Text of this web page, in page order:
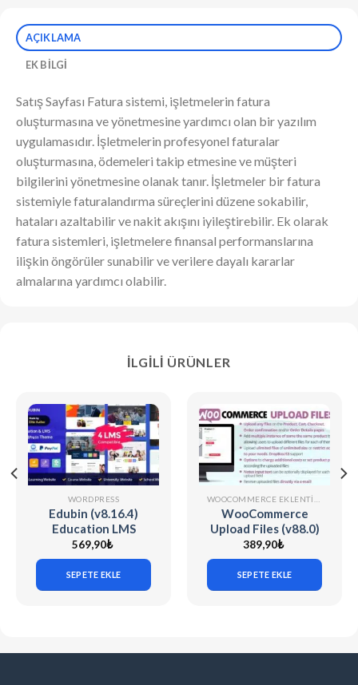
AÇIKLAMA
EK BILGI
Satış Sayfası Fatura sistemi, işletmelerin fatura
oluşturmasına ve yönetmesine yardımcı olan bir yazılım
uygulamasıdır. İşletmelerin profesyonel faturalar
oluşturmasına, ödemeleri takip etmesine ve müşteri
bilgilerini yönetmesine olanak tanır. İşletmeler bir fatura
sistemiyle faturalandırma süreçlerini düzene sokabilir,
hataları azaltabilir ve nakit akışını iyileştirebilir. Ek olarak
fatura sistemleri, işletmelere finansal performanslarına
ilişkin öngörüler sunabilir ve verilere dayalı kararlar
almalarına yardımcı olabilir.
İLGILI ÜRÜNLER
WORDPRESS
Edubin (v8.16.4)
Education LMS
WordPress Theme
569,90₺
SEPETE EKLE
WooCommerce
Upload Files (v88.0)
389,90₺
SEPETE EKLE